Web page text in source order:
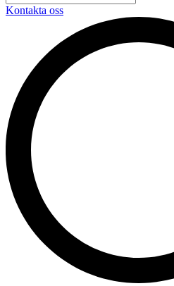
Kontakta oss